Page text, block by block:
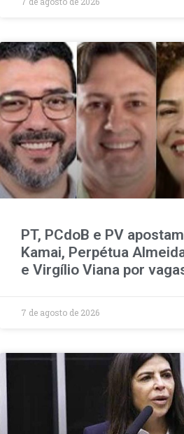
PT, PCdoB e PV
Kamai, Perpétua
e Virgílio Viana por
7 de agosto de 2026